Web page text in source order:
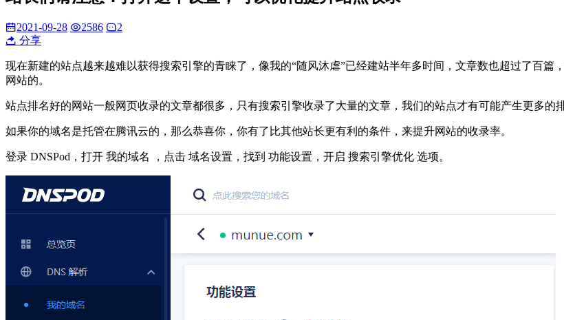
2021-09-28 2586
2
分享
现在新建的站点越来越难以获得搜索引擎的青睐了，像我的“随风沐虐”已经建站半年多时间，文章数也超过了百
网站的。
站点排名好的网站一般网页收录的文章都很多，只有搜索引擎收录了大量的文章，我们的站点才有可能产生更多的
如果你的域名是托管在腾讯云的，那么恭喜你，你有了比其他站长更有利的条件，来提升网站的收录率。
登录 DNSPod，打开 我的域名 ，点击 域名设置，找到 功能设置，开启 搜索引擎优化 选项。